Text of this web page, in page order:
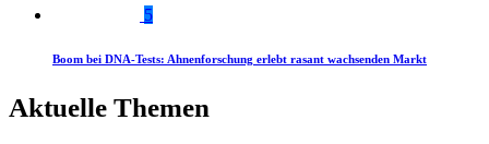
5
Boom bei DNA-Tests: Ahnenforschung erlebt rasant wachsenden Markt
Aktuelle Themen